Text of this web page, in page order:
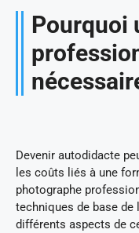
Pourquoi
Devenir autodidacte
les coûts liés à une
photographe
techniques de base de
différents aspects de